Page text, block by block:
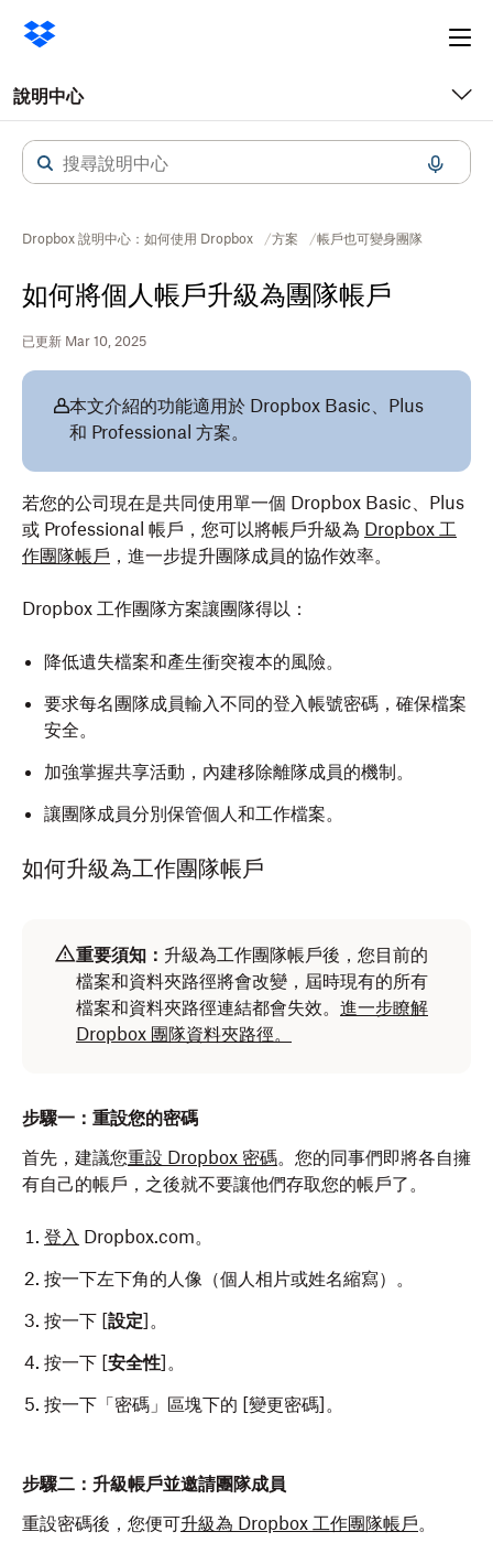
說明中心
Dropbox 說明中心：如何使用 Dropbox 方案 ​​帳戶也可變身團隊
如何將個人帳戶升級為團隊帳戶
已更新 Mar 10, 2025
本文介紹的功能適用於 Dropbox Basic、Plus
和 Professional 方案。
若您的公司現在是共同使用單一個 Dropbox Basic、Plus
或 Professional 帳戶，您可以將帳戶升級為 Dropbox 工
作團隊帳戶 ，進一步提升團隊成員的協作效率。
Dropbox 工作團隊方案讓團隊得以：
降低遺失檔案和產生衝突複本的風險。
要求每名團隊成員輸入不同的登入帳號密碼，確保檔案
安全。
加強掌握共享活動，內建移除離隊成員的機制。
讓團隊成員分別保管個人和工作檔案。
如何升級為工作團隊帳戶
重要須知： 升級為工作團隊帳戶後，您目前的
檔案和資料夾路徑將會改變，屆時現有的所有
檔案和資料夾路徑連結都會失效。 進一步瞭解
Dropbox 團隊資料夾路徑。
步驟一：重設您的密碼
首先，建議您重設 Dropbox 密碼。您的同事們即將各自擁
有自己的帳戶，之後就不要讓他們存取您的帳戶了。
登入 Dropbox.com。
按一下左下角的人像（個人相片或姓名縮寫）。
按一下 [設定]。
按一下 [安全性]。
按一下「密碼」區塊下的 [變更密碼] 。
步驟二：升級帳戶並邀請團隊成員
重設密碼後，您便可升級為 Dropbox 工作團隊帳戶。